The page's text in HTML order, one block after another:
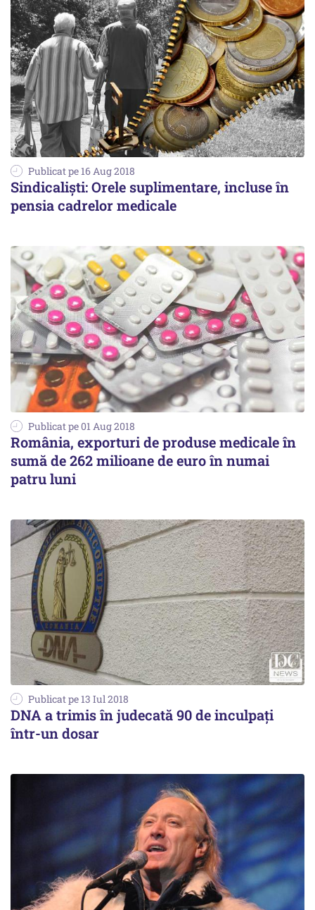
Publicat pe 16 Aug 2018
Sindicaliști: Orele suplimentare, incluse în
pensia cadrelor medicale
Publicat pe 01 Aug 2018
România, exporturi de produse medicale în
sumă de 262 milioane de euro în numai
patru luni
Publicat pe 13 Iul 2018
DNA a trimis în judecată 90 de inculpați
într-un dosar